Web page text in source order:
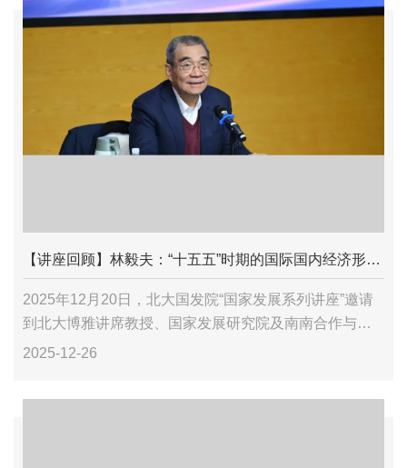
【讲座回顾】林毅夫：“十五五”时期的国际国内经济形势和战略目标与对策的思考
2025年12月20日，北大国发院“国家发展系列讲座”邀请
到北大博雅讲席教授、国家发展研究院及南南合作与发
展学院名誉院长、新结构经济学研究院院长林毅夫老
2025-12-26